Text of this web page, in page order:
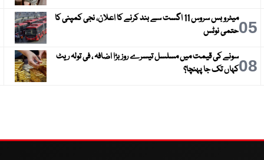
05
میٹرو بس سروس 11 اگست سے بند کرنے کا اعلان، نجی کمپنی کا
حتمی نوٹس
08سونے کی قیمت میں مسلسل تیسرے روز بڑا اضافہ ، فی تولہ ریٹ
کہاں تک جا پہنچا؟